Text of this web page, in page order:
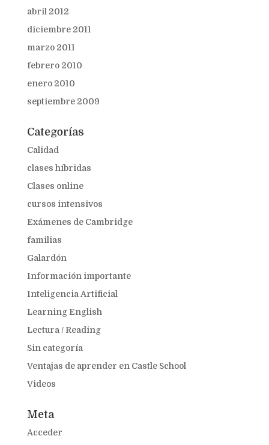
abril 2012
diciembre 2011
marzo 2011
febrero 2010
enero 2010
septiembre 2009
Categorías
Calidad
clases híbridas
Clases online
cursos intensivos
Exámenes de Cambridge
familias
Galardón
Información importante
Inteligencia Artificial
Learning English
Lectura / Reading
Sin categoría
Ventajas de aprender en Castle School
Videos
Meta
Acceder